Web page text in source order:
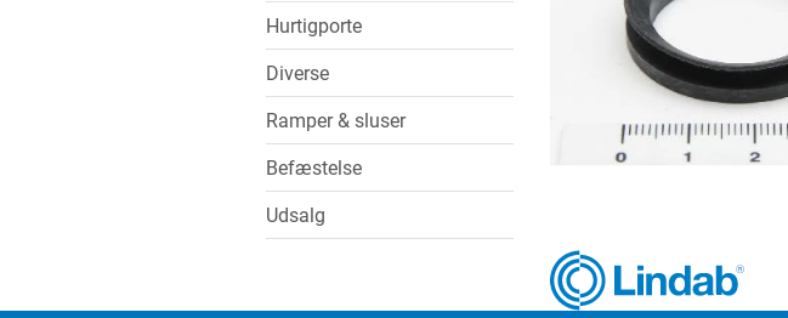
Hurtigporte
Diverse
Ramper & sluser
Befæstelse
Udsalg